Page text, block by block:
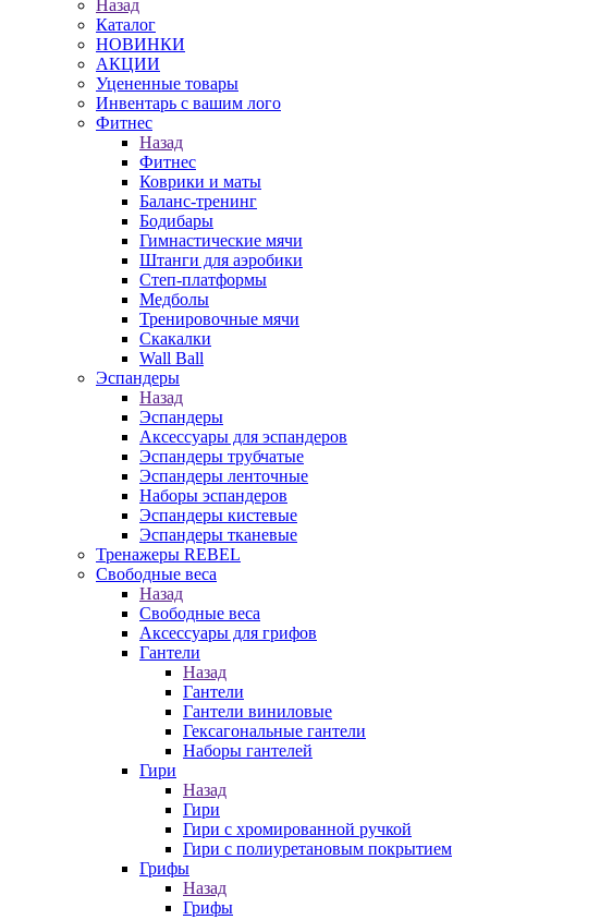
Назад
Каталог
НОВИНКИ
АКЦИИ
Уцененные товары
Инвентарь с вашим лого
Фитнес
Назад
Фитнес
Коврики и маты
Баланс-тренинг
Бодибары
Гимнастические мячи
Штанги для аэробики
Степ-платформы
Медболы
Тренировочные мячи
Скакалки
Wall Ball
Эспандеры
Назад
Эспандеры
Аксессуары для эспандеров
Эспандеры трубчатые
Эспандеры ленточные
Наборы эспандеров
Эспандеры кистевые
Эспандеры тканевые
Тренажеры REBEL
Свободные веса
Назад
Свободные веса
Аксессуары для грифов
Гантели
Назад
Гантели
Гантели виниловые
Гексагональные гантели
Наборы гантелей
Гири
Назад
Гири
Гири с хромированной ручкой
Гири с полиуретановым покрытием
Грифы
Назад
Грифы